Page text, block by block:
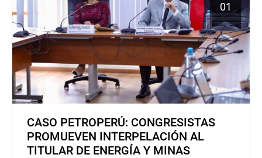
01
CASO PETROPERÚ: CONGRESISTAS
PROMUEVEN INTERPELACIÓN AL
TITULAR DE ENERGÍA Y MINAS